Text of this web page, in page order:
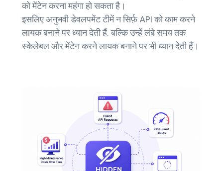
को मेंटेन करना महंगा हो सकता है।
इसलिए अनुभवी डेवलपमेंट टीमें न सिर्फ़ API को काम करने
लायक बनाने पर ध्यान देती हैं, बल्कि उन्हें लंबे समय तक
स्केलेबल और मेंटेन करने लायक बनाने पर भी ध्यान देती हैं।